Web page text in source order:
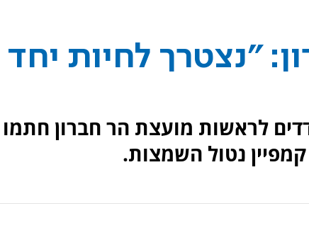
"נצטרך לחיות יחד
לראשות מועצת הר חברון חתמו
נטול השמצות.